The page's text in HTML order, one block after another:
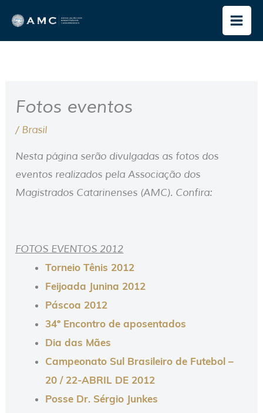
para
o
Fotos eventos
/ Brasil
Nesta página serão divulgadas as fotos dos
eventos realizados pela Associação dos
Magistrados Catarinenses (AMC). Confira:
FOTOS EVENTOS 2012
Torneio Tênis 2012
Feijoada Junina 2012
Páscoa 2012
34º Encontro de aposentados
Dia das Mães
Campeonato Sul Brasileiro de Futebol –
20 / 22-ABRIL DE 2012
Posse Dr. Sérgio Junkes